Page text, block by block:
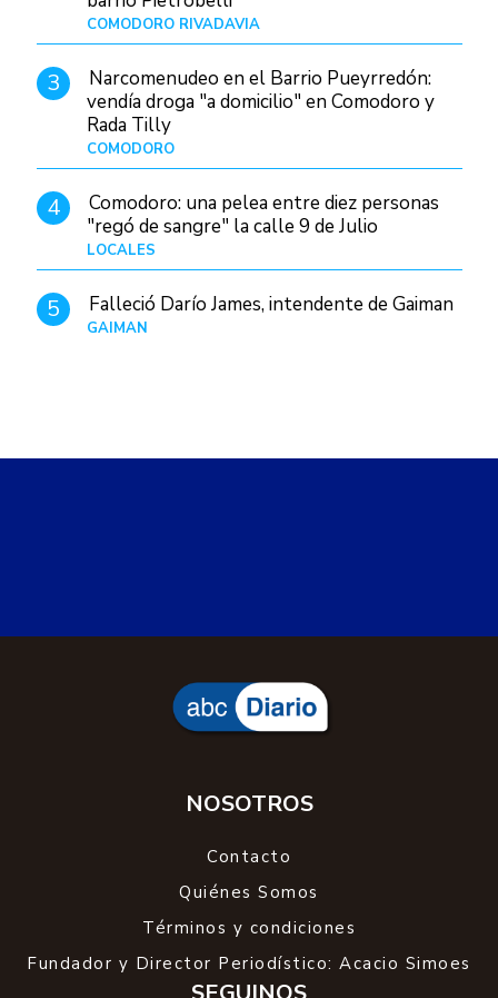
COMODORO RIVADAVIA
3
Narcomenudeo en el Barrio Pueyrredón:
vendía droga "a domicilio" en Comodoro y
Rada Tilly
COMODORO
4
Comodoro: una pelea entre diez personas
"regó de sangre" la calle 9 de Julio
LOCALES
5 Falleció Darío James, intendente de Gaiman
GAIMAN
NOSOTROS
Contacto
Quiénes Somos
Términos y condiciones
Fundador y Director Periodístico: Acacio Simoes